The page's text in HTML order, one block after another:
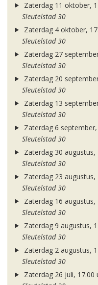
Zaterdag 11 oktober,
Sleutelstad 30
Zaterdag 4 oktober,
Sleutelstad 30
Zaterdag 27
Sleutelstad 30
Zaterdag 20
Sleutelstad 30
Zaterdag 13
Sleutelstad 30
Zaterdag 6
Sleutelstad 30
Zaterdag 30 augustus,
Sleutelstad 30
Zaterdag 23 augustus,
Sleutelstad 30
Zaterdag 16 augustus,
Sleutelstad 30
Zaterdag 9 augustus,
Sleutelstad 30
Zaterdag 2 augustus,
Sleutelstad 30
Zaterdag 26 juli, 17.00